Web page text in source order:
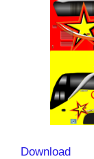
Download